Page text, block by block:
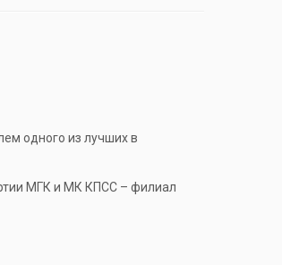
одного из лучших в
МГК и МК КПСС – филиал